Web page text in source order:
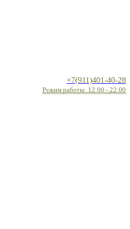
+7(911)401-40-28
Режим работы: 12:00 - 22:00